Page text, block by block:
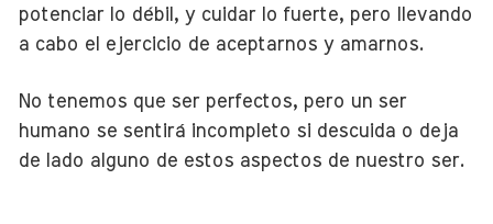
potenciar lo débil, y cuidar lo fuerte, pero llevando
a cabo el ejercicio de aceptarnos y amarnos.
No tenemos que ser perfectos, pero un ser
humano se sentirá incompleto si descuida o deja
de lado alguno de estos aspectos de nuestro ser.